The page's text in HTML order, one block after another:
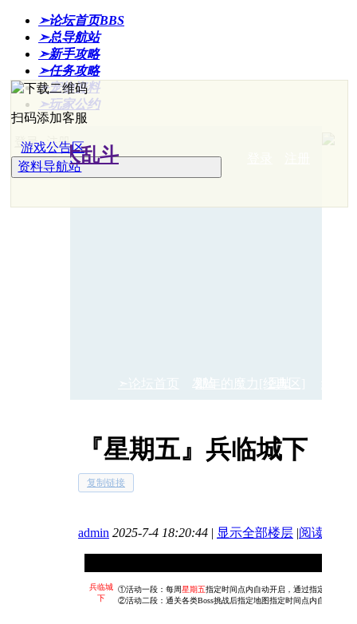
➣论坛首页BBS
➣总导航站
➣新手攻略
➣任务攻略
➣宠物资料
➣玩家公约
登录 注册
扫码添加客服
游戏公告区
资料导航站
➣论坛首页 那年的魔力[经典区]
发帖 回帖
『星期五』兵临城下
复制链接
admin 2025-7-4 18:20:44 | 显示全部楼层 |阅读模式
兵临城
下
①活动一段：每周星期五指定时间点内自动开启，通过指定NPC进
②活动二段：通关各类Boss挑战后指定地图指定时间点内自动开启